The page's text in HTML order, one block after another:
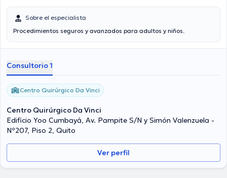
Sobre el especialista
Procedimientos seguros y avanzados para adultos y niños.
Consultorio 1
Centro Quirúrgico Da Vinci
Centro Quirúrgico Da Vinci
Edificio Yoo Cumbayá, Av. Pampite S/N y Simón Valenzuela -
Nº207, Piso 2, Quito
Ver perfil